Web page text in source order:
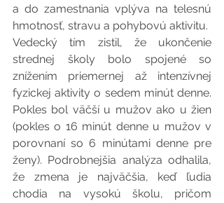
a do zamestnania vplýva na telesnú
hmotnosť, stravu a pohybovú aktivitu.
Vedecký tím zistil, že ukončenie
strednej školy bolo spojené so
znížením priemernej až intenzívnej
fyzickej aktivity o sedem minút denne.
Pokles bol väčší u mužov ako u žien
(pokles o 16 minút denne u mužov v
porovnaní so 6 minútami denne pre
ženy). Podrobnejšia analýza odhalila,
že zmena je najväčšia, keď ľudia
chodia na vysokú školu, pričom